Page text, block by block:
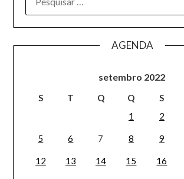
AGENDA
setembro 2022
S T Q Q S
1
2
5 6 7 8 9
12 13 14 15 16